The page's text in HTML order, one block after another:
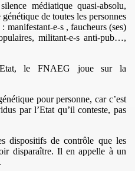
médiatique quasi-absolu,
de toutes les personnes
: manifestant-e-s , faucheurs (ses)
militant-e-s anti-pub…,
le FNAEG joue sur la
pour personne, car c’est
par l’Etat qu’il conteste, pas
dispositifs de contrôle que les
disparaître. Il en appelle à un